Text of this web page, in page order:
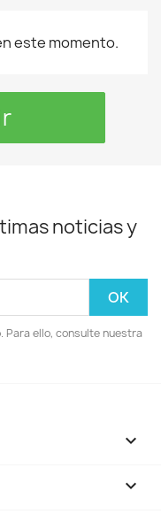
este momento.
noticias y
Para ello, consulte nuestra

